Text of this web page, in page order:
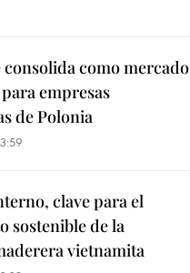
consolida como mercado
empresas
de Polonia
clave para el
sostenible de la
vietnamita